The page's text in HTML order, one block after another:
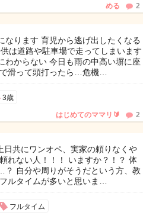
める 2
なります 育児から逃げ出したくなる
は道路や駐車場で走ってしまいます
わからない 今日も雨の中高い塀に座
滑って頭打ったら…危機…
3歳
はじめてのママリ🔰 2
共にワンオペ、実家の頼りなくや
れない人！！！ いますか？！？ 体
自分や周りがそうだという方、教
ルタイムが多いと思いま…
フルタイム